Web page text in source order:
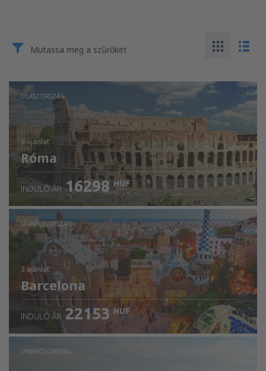
Mutassa meg a szűrőket
OLASZORSZÁG
3 ajánlat
Róma
INDULÓ ÁR 16298 HUF
SPANYOLORSZÁG
3 ajánlat
Barcelona
INDULÓ ÁR 22153 HUF
SPANYOLORSZÁG